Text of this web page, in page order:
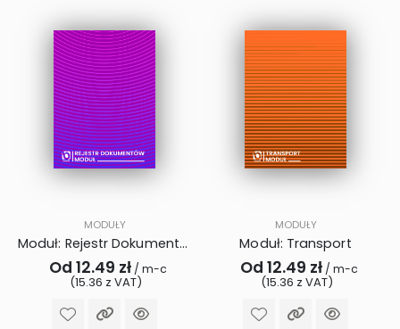
MODUŁY
Moduł: Rejestr Dokumentów
Od 12.49 zł/ m-c
(15.36 z VAT)
MODUŁY
Moduł: Transport
Od 12.49 zł/ m-c
(15.36 z VAT)